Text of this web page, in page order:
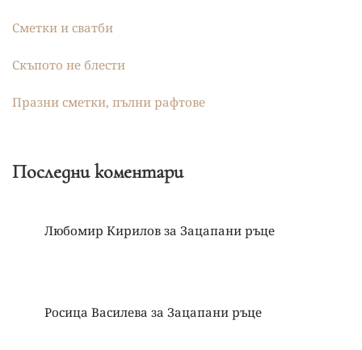
Сметки и сватби
Скъпото не блести
Празни сметки, пълни рафтове
Последни коментари
Любомир Кирилов за Зацапани ръце
Росица Василева за Зацапани ръце